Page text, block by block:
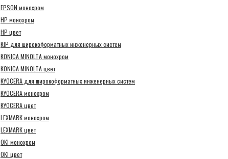
EPSON монохром
HP монохром
HP цвет
KIP для широкоформатных инженерных систем
KONICA MINOLTA монохром
KONICA MINOLTA цвет
KYOCERA для широкоформатных инженерных систем
KYOCERA монохром
KYOCERA цвет
LEXMARK монохром
LEXMARK цвет
OKI монохром
OKI цвет